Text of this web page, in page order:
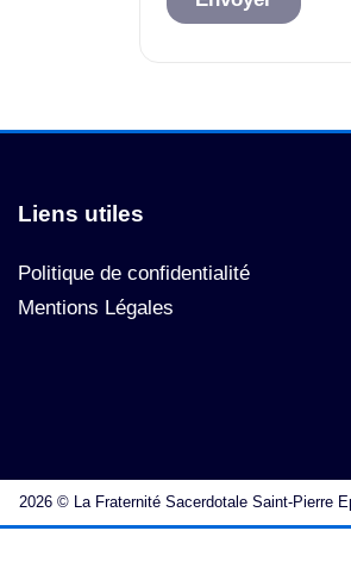
Liens utiles
Politique de confidentialité
Mentions Légales
2026 © La Fraternité Sacerdotale Saint-Pierre